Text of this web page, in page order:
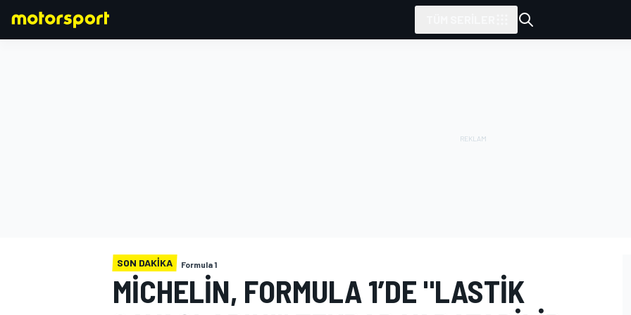
SON DAKIKA Formula 1
MICHELIN, FORMULA 1’DE "LASTIK